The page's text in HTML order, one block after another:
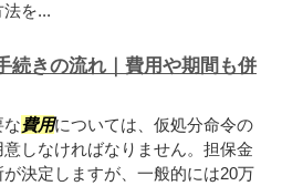
を...
続きの流れ｜費用や期間も併
な費用については、仮処分命令の
しなければなりません。担保金
決定しますが、一般的には20万